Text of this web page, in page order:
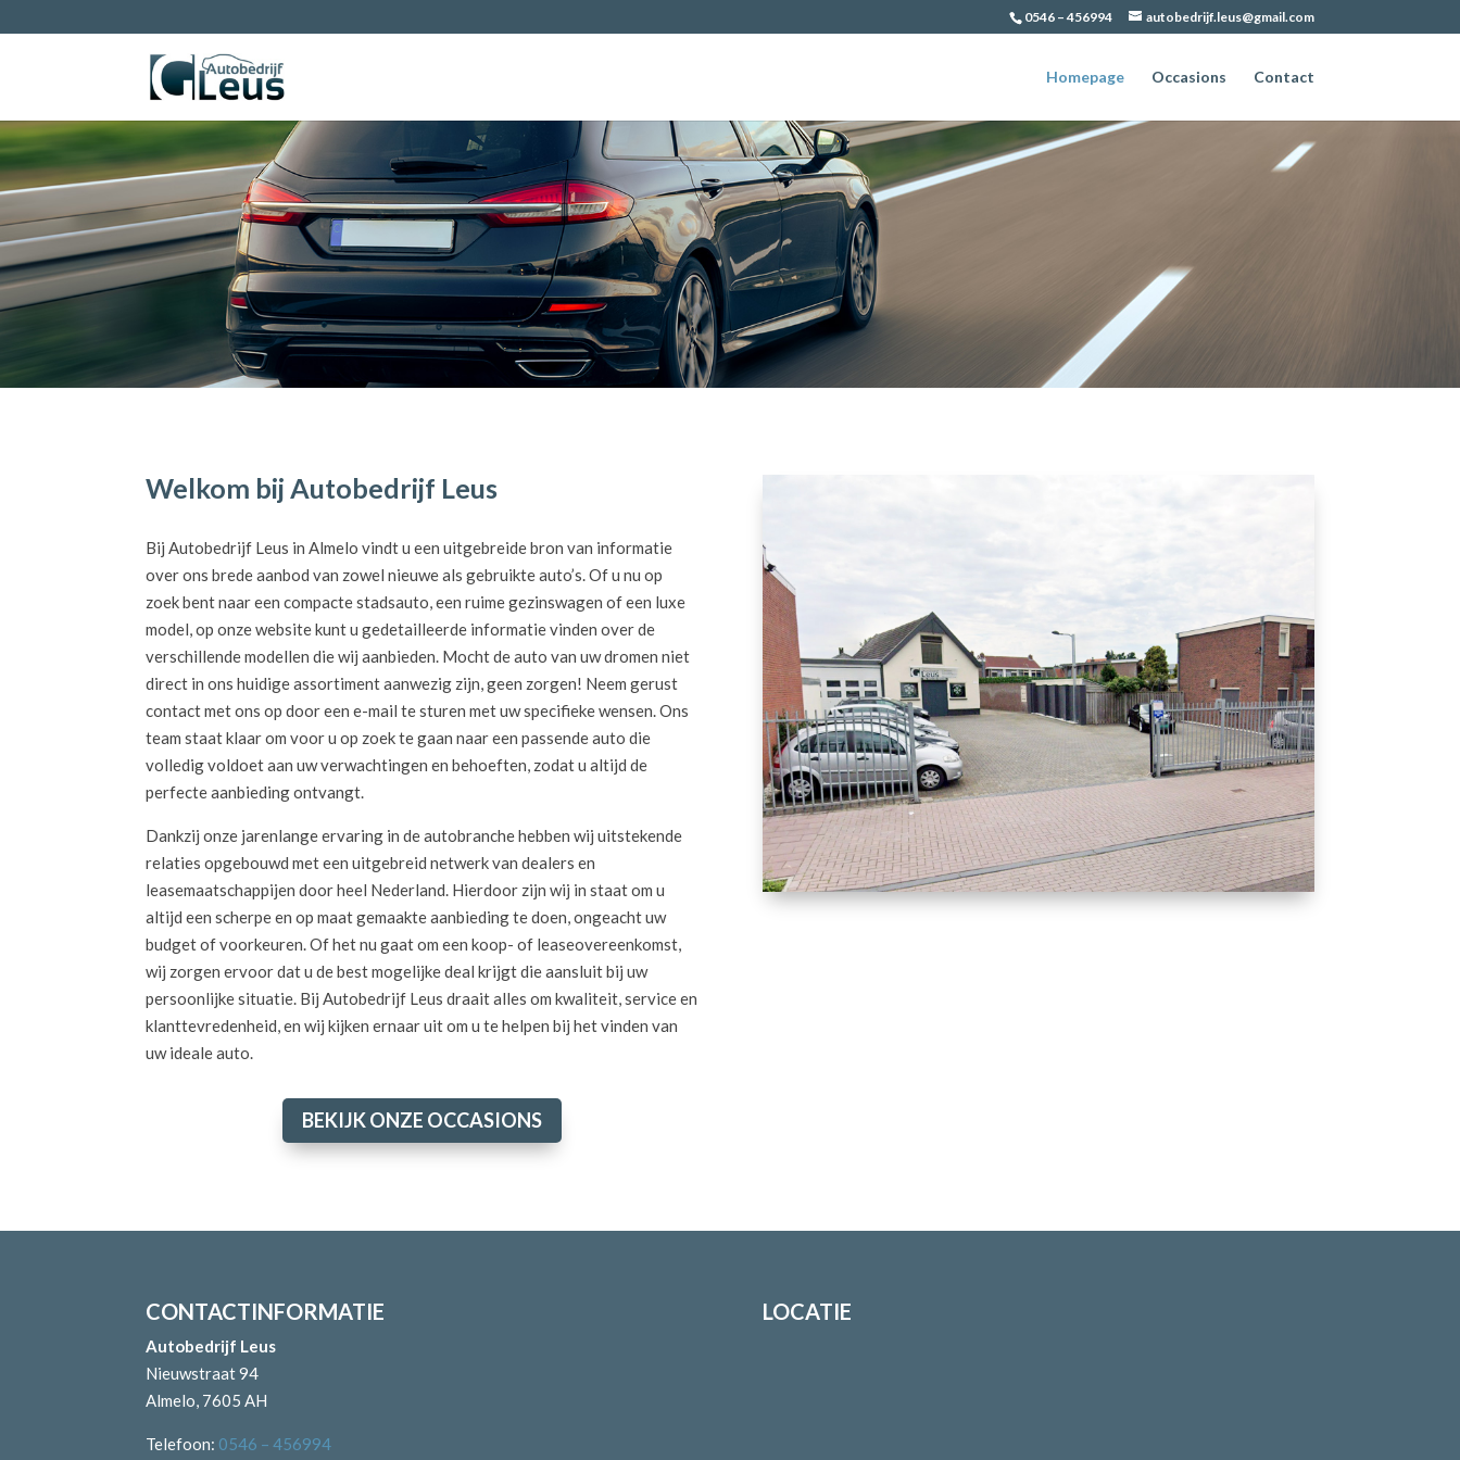
0546 – 456994 autobedrijf.leus@gmail.com
Homepage Occasions Contact
Welkom bij Autobedrijf Leus
Bij Autobedrijf Leus in Almelo vindt u een uitgebreide bron van informatie
over ons brede aanbod van zowel nieuwe als gebruikte auto’s. Of u nu op
zoek bent naar een compacte stadsauto, een ruime gezinswagen of een luxe
model, op onze website kunt u gedetailleerde informatie vinden over de
verschillende modellen die wij aanbieden. Mocht de auto van uw dromen niet
direct in ons huidige assortiment aanwezig zijn, geen zorgen! Neem gerust
contact met ons op door een e-mail te sturen met uw specifieke wensen. Ons
team staat klaar om voor u op zoek te gaan naar een passende auto die
volledig voldoet aan uw verwachtingen en behoeften, zodat u altijd de
perfecte aanbieding ontvangt.
Dankzij onze jarenlange ervaring in de autobranche hebben wij uitstekende
relaties opgebouwd met een uitgebreid netwerk van dealers en
leasemaatschappijen door heel Nederland. Hierdoor zijn wij in staat om u
altijd een scherpe en op maat gemaakte aanbieding te doen, ongeacht uw
budget of voorkeuren. Of het nu gaat om een koop- of leaseovereenkomst,
wij zorgen ervoor dat u de best mogelijke deal krijgt die aansluit bij uw
persoonlijke situatie. Bij Autobedrijf Leus draait alles om kwaliteit, service en
klanttevredenheid, en wij kijken ernaar uit om u te helpen bij het vinden van
uw ideale auto.
BEKIJK ONZE OCCASIONS
CONTACTINFORMATIE
Autobedrijf Leus
Nieuwstraat 94
Almelo, 7605 AH
Telefoon: 0546 – 456994
LOCATIE